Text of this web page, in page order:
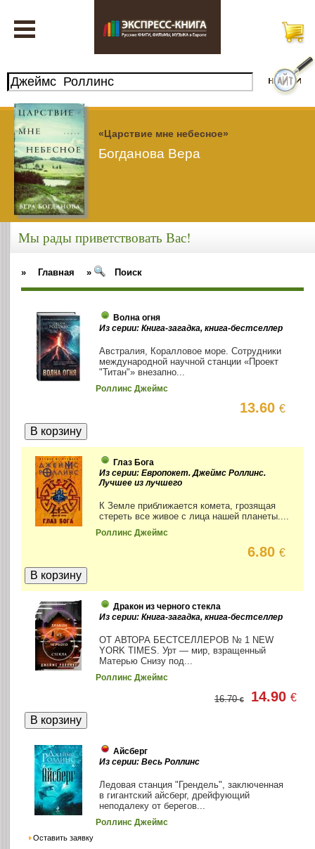
«Царствие мне небесное»
Богданова Вера
Мы рады приветствовать Вас!
» Главная » Поиск
Волна огня
Из серии: Книга-загадка, книга-бестселлер
Австралия, Коралловое море. Сотрудники
международной научной станции «Проект
"Титан"» внезапно...
Роллинс Джеймс
13.60€
Глаз Бога
Из серии: Европокет. Джеймс Роллинс.
Лучшее из лучшего
К Земле приближается комета, грозящая
стереть все живое с лица нашей планеты....
Роллинс Джеймс
6.80€
Дракон из черного стекла
Из серии: Книга-загадка, книга-бестселлер
ОТ АВТОРА БЕСТСЕЛЛЕРОВ № 1 NEW
YORK TIMES. Урт — мир, взращенный
Матерью Снизу под...
Роллинс Джеймс
16.70€ 14.90€
Айсберг
Из серии: Весь Роллинс
Ледовая станция "Грендель", заключенная
в гигантский айсберг, дрейфующий
неподалеку от берегов...
Роллинс Джеймс
Оставить заявку